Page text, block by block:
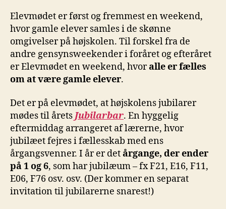
Elevmødet er først og fremmest en weekend,
hvor gamle elever samles i de skønne
omgivelser på højskolen. Til forskel fra de
andre gensynsweekender i foråret og efteråret
er Elevmødet en weekend, hvoralle er fælles
om at være gamle elever.
Det er på elevmødet, at højskolens jubilarer
mødes til årets Jubilarbar. En hyggelig
eftermiddag arrangeret af lærerne, hvor
jubilæet fejres i fællesskab med ens
årgangsvenner. I år er detårgange, der ender
på 1 og 6, som har jubilæum – fx F21, E16, F11,
E06, F76 osv. osv. (Der kommer en separat
invitation til jubilarerne snarest!)